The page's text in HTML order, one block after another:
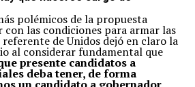
polémicos de la propuesta
con las condiciones para armar las
de Unidos dejó en claro la
al considerar fundamental que
presente candidatos a
deba tener, de forma